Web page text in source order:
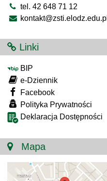
tel. 42 648 71 12
kontakt@zsti.elodz.edu.pl
Linki
BIP
e-Dziennik
Facebook
Polityka Prywatności
Deklaracja Dostępności
Mapa